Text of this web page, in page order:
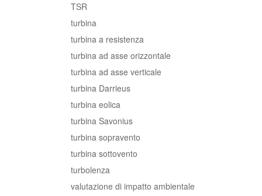
TSR
turbina
turbina a resistenza
turbina ad asse orizzontale
turbina ad asse verticale
turbina Darrieus
turbina eolica
turbina Savonius
turbina sopravento
turbina sottovento
turbolenza
valutazione di impatto ambientale